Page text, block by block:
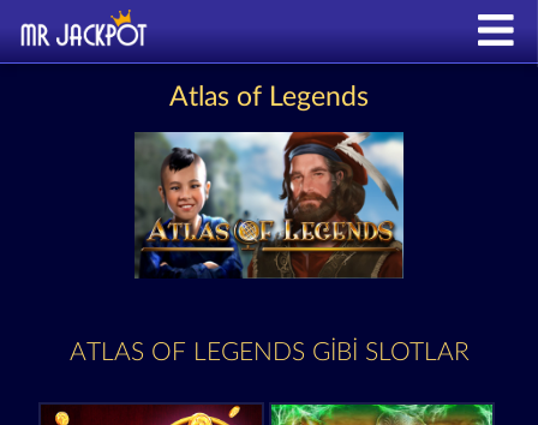
Atlas of Legends
ATLAS OF LEGENDS GIBI SLOTLAR